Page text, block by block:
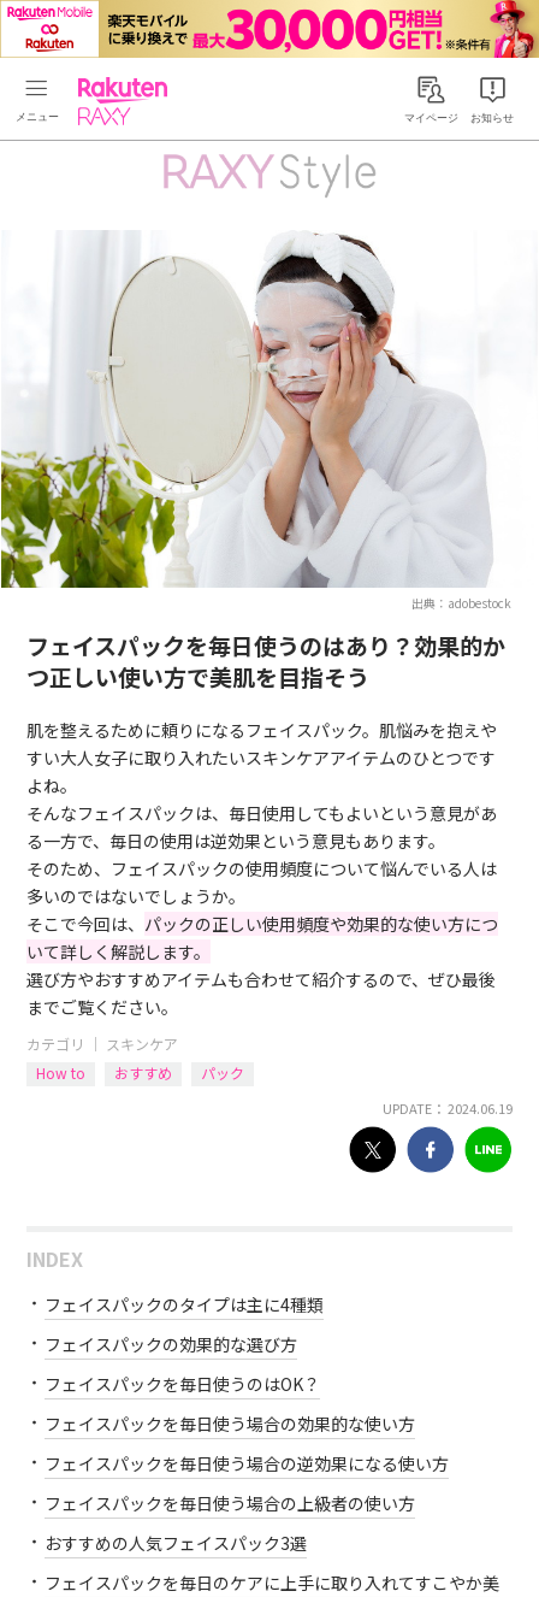
Rakuten RAXYマイページ お知らせ
出典：adobestock
フェイスパックを毎日使うのはあり？効果的か
つ正しい使い方で美肌を目指そう
肌を整えるために頼りになるフェイスパック。肌悩みを抱えや
すい大人女子に取り入れたいスキンケアアイテムのひとつです
よね。
そんなフェイスパックは、毎日使用してもよいという意見があ
る一方で、毎日の使用は逆効果という意見もあります。
そのため、フェイスパックの使用頻度について悩んでいる人は
多いのではないでしょうか。
そこで今回は、 パックの正しい使用頻度や効果的な使い方につ
いて詳しく解説します。
選び方やおすすめアイテムも合わせて紹介するので、ぜひ最後
までご覧ください。
カテゴリ ｜ スキンケア
How to
おすすめ パック
UPDATE： 2024.06.19
INDEX
フェイスパックのタイプは主に4種類
フェイスパックの効果的な選び方
フェイスパックを毎日使うのはOK？
フェイスパックを毎日使う場合の効果的な使い方
フェイスパックを毎日使う場合の逆効果になる使い方
フェイスパックを毎日使う場合の上級者の使い方
おすすめの人気フェイスパック3選
フェイスパックを毎日のケアに上手に取り入れてすこやか美